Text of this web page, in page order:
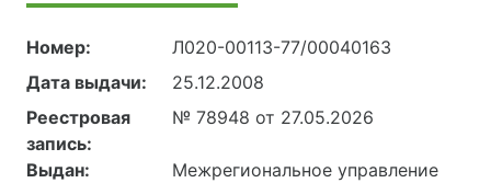
Номер:
Л020-00113-77/00040163
Дата выдачи:
25.12.2008
Реестровая
запись:
№ 78948 от 27.05.2026
Выдан:
Межрегиональное управление